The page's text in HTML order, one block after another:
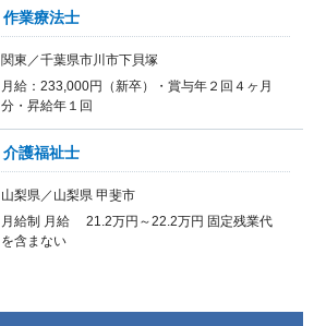
作業療法士
関東／千葉県市川市下貝塚
月給：233,000円（新卒）・賞与年２回４ヶ月
分・昇給年１回
介護福祉士
山梨県／山梨県 甲斐市
月給制 月給 21.2万円～22.2万円 固定残業代
を含まない